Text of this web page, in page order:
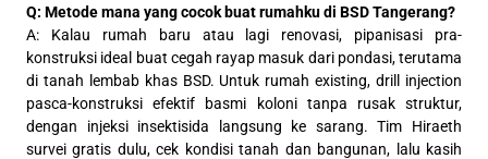
Q: Metode mana yang cocok buat rumahku di BSD Tangerang?
A: Kalau rumah baru atau lagi renovasi, pipanisasi pra-
konstruksi ideal buat cegah rayap masuk dari pondasi, terutama
di tanah lembab khas BSD. Untuk rumah existing, drill injection
pasca-konstruksi efektif basmi koloni tanpa rusak struktur,
dengan injeksi insektisida langsung ke sarang. Tim Hiraeth
survei gratis dulu, cek kondisi tanah dan bangunan, lalu kasih